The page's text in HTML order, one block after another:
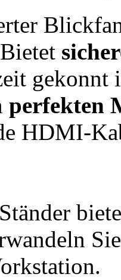
gekonnt
perfekten
HDMI-